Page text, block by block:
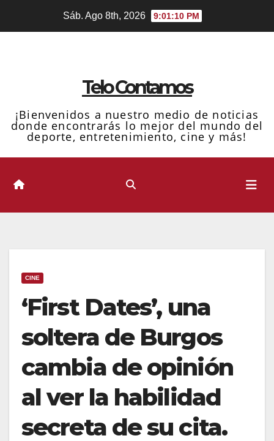
Sáb. Ago 8th, 2026 9:01:11 PM
Telo Contamos
¡Bienvenidos a nuestro medio de noticias
donde encontrarás lo mejor del mundo del
deporte, entretenimiento, cine y más!
CINE
‘First Dates’, una
soltera de Burgos
cambia de opinión
al ver la habilidad
secreta de su cita.